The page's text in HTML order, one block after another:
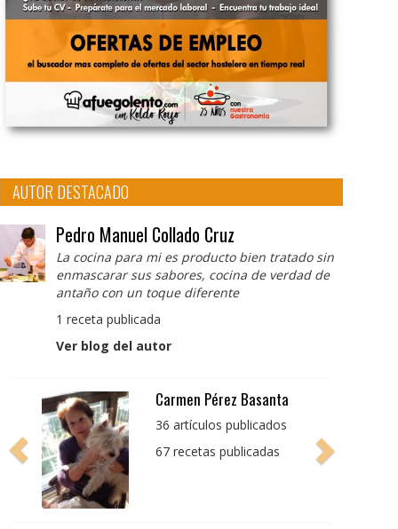
AUTOR DESTACADO
Pedro Manuel Collado Cruz
La cocina para mi es producto bien tratado sin
enmascarar sus sabores, cocina de verdad de
antaño con un toque diferente
1 receta publicada
Ver blog del autor
Pedro Manuel Collado
Cruz
producto bien tratado